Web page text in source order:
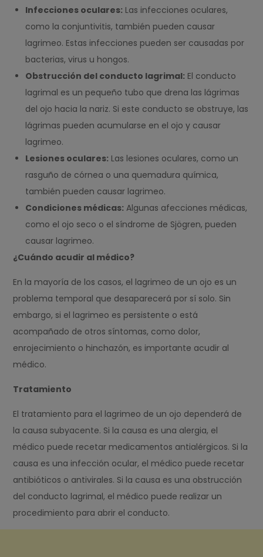
Infecciones oculares: Las infecciones oculares,
como la conjuntivitis, también pueden causar
lagrimeo. Estas infecciones pueden ser causadas por
bacterias, virus u hongos.
Obstrucción del conducto lagrimal: El conducto
lagrimal es un pequeño tubo que drena las lágrimas
del ojo hacia la nariz. Si este conducto se obstruye, las
lágrimas pueden acumularse en el ojo y causar
lagrimeo.
Lesiones oculares: Las lesiones oculares, como un
rasguño de córnea o una quemadura química,
también pueden causar lagrimeo.
Condiciones médicas: Algunas afecciones médicas,
como el ojo seco o el síndrome de Sjögren, pueden
causar lagrimeo.
¿Cuándo acudir al médico?
En la mayoría de los casos, el lagrimeo de un ojo es un
problema temporal que desaparecerá por sí solo. Sin
embargo, si el lagrimeo es persistente o está
acompañado de otros síntomas, como dolor,
enrojecimiento o hinchazón, es importante acudir al
médico.
Tratamiento
El tratamiento para el lagrimeo de un ojo dependerá de
la causa subyacente. Si la causa es una alergia, el
médico puede recetar medicamentos antialérgicos. Si la
causa es una infección ocular, el médico puede recetar
antibióticos o antivirales. Si la causa es una obstrucción
del conducto lagrimal, el médico puede realizar un
procedimiento para abrir el conducto.